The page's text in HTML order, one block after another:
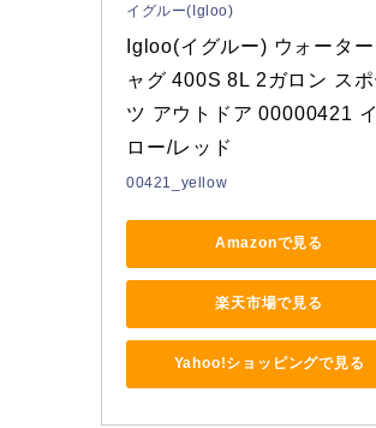
イグルー(Igloo)
Igloo(イグルー) ウォータ
ャグ 400S 8L 2ガロン スポ
ツ アウトドア 00000421
ロー/レッド
00421_yellow
Amazonで見る
楽天市場で見る
Yahoo!ショッピングで見る